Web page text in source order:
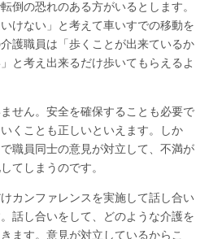
倒の恐れのある方がいるとします。
けない」と考えて車いすでの移動を
護職員は「歩くことが出来ているか
と考え出来るだけ歩いてもらえるよ
せん。安全を確保することも必要で
くことも正しいといえます。しか
職員同士の意見が対立して、不満が
てしまうのです。
カンファレンスを実施して話し合い
話し合いをして、どのような介護を
ます。意見が対立しているからこ